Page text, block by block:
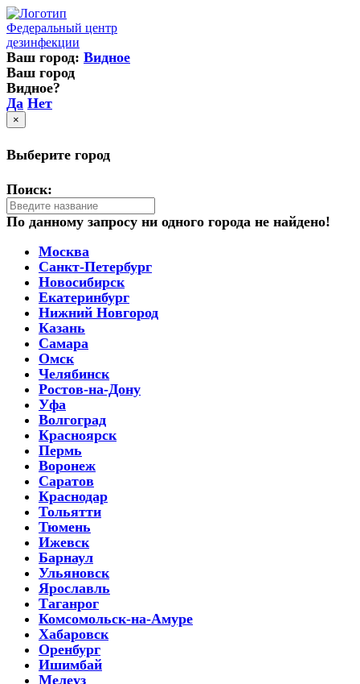
Федеральный центр
дезинфекции
Ваш город: Видное
Ваш город
Видное?
Да Нет
×
Выберите город
Поиск:
По данному запросу ни одного города не найдено!
Москва
Санкт-Петербург
Новосибирск
Екатеринбург
Нижний Новгород
Казань
Самара
Омск
Челябинск
Ростов-на-Дону
Уфа
Волгоград
Красноярск
Пермь
Воронеж
Саратов
Краснодар
Тольятти
Тюмень
Ижевск
Барнаул
Ульяновск
Ярославль
Таганрог
Комсомольск-на-Амуре
Хабаровск
Оренбург
Ишимбай
Мелеуз